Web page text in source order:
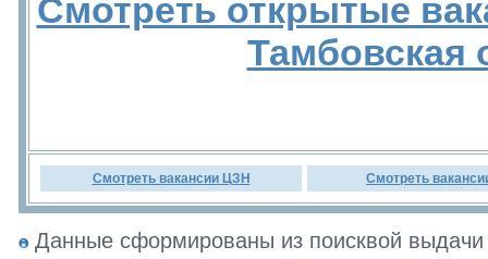
Смотреть открытые
Тамбовская
Смотреть вакансии ЦЗН Смотреть
Данные сформированы из поисквой